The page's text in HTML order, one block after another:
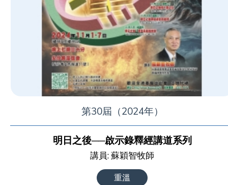
第30屆（2024年）
明日之後──啟示錄釋經講道系列
講員: 蘇穎智牧師
重溫